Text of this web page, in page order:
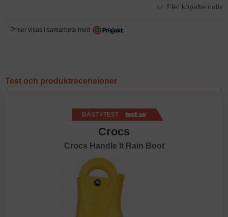
Fler köpalternativ
Priser visas i samarbete med
Test och produktrecensioner
BÄST I TEST
Crocs
Crocs Handle It Rain Boot